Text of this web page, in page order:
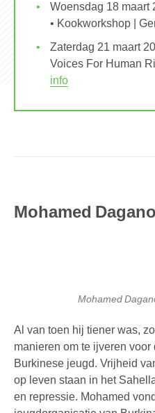
Woensdag 18 maart
• Kookworkshop |
Zaterdag 21 maart
Voices For Human
info
Mohamed
Mohamed
Al van toen hij tiener was,
manieren om te ijveren
Burkinese jeugd. Vrijheid
op leven staan in het
en repressie. Mohamed